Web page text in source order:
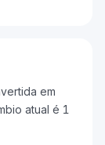
em
atual é 1